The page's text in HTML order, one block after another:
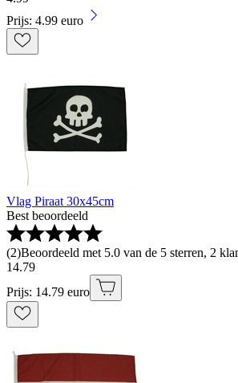
Prijs: 4.99 euro
Vlag Piraat 30x45cm
Best beoordeeld
(2)Beoordeeld met 5.0 van de 5 sterren, 2
14.79
Prijs: 14.79 euro